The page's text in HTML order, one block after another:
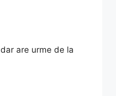
are urme de la